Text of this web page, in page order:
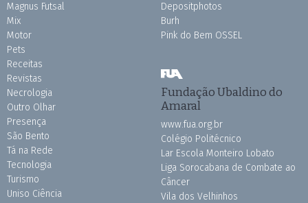
Magnus Futsal
Mix
Motor
Pets
Receitas
Revistas
Necrologia
Outro Olhar
Presença
São Bento
Tá na Rede
Tecnologia
Turismo
Uniso Ciência
Depositphotos
Burh
Pink do Bem OSSEL
Fundação Ubaldino do
Amaral
www.fua.org.br
Colégio Politécnico
Lar Escola Monteiro Lobato
Liga Sorocabana de Combate ao
Câncer
Vila dos Velhinhos